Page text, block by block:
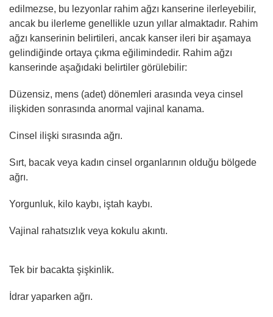
edilmezse, bu lezyonlar rahim ağzı kanserine ilerleyebilir,
ancak bu ilerleme genellikle uzun yıllar almaktadır. Rahim
ağzı kanserinin belirtileri, ancak kanser ileri bir aşamaya
gelindiğinde ortaya çıkma eğilimindedir. Rahim ağzı
kanserinde aşağıdaki belirtiler görülebilir:
Düzensiz, mens (adet) dönemleri arasında veya cinsel
ilişkiden sonrasında anormal vajinal kanama.
Cinsel ilişki sırasında ağrı.
Sırt, bacak veya kadın cinsel organlarının olduğu bölgede
ağrı.
Yorgunluk, kilo kaybı, iştah kaybı.
Vajinal rahatsızlık veya kokulu akıntı.
Tek bir bacakta şişkinlik.
İdrar yaparken ağrı.